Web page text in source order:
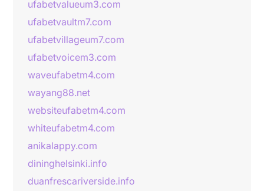
ufabetvalueum3.com
ufabetvaultm7.com
ufabetvillageum7.com
ufabetvoicem3.com
waveufabetm4.com
wayang88.net
websiteufabetm4.com
whiteufabetm4.com
anikalappy.com
dininghelsinki.info
duanfrescariverside.info